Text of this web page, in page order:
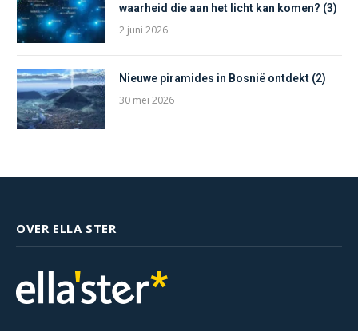
waarheid die aan het licht kan komen? (3)
2 juni 2026
Nieuwe piramides in Bosnië ontdekt (2)
30 mei 2026
OVER ELLA STER